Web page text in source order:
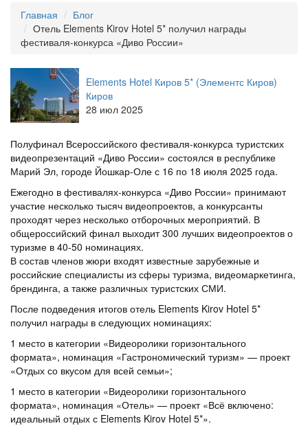
Главная
Блог
Отель Elements Kirov Hotel 5* получил награды
фестиваля-конкурса «Диво России»
Elements Hotel Киров 5* (Элементс Киров)
Киров
28 июл 2025
Полуфинал Всероссийского фестиваля-конкурса туристских
видеопрезентаций «Диво России» состоялся в республике
Марий Эл, городе Йошкар-Оле с 16 по 18 июля 2025 года.
Ежегодно в фестивалях-конкурса «Диво России» принимают
участие несколько тысяч видеопроектов, а конкурсанты
проходят через несколько отборочных мероприятий. В
общероссийский финал выходит 300 лучших видеопроектов о
туризме в 40-50 номинациях.
В состав членов жюри входят известные зарубежные и
российские специалисты из сферы туризма, видеомаркетинга,
брендинга, а также различных туристских СМИ.
После подведения итогов отель Elements Kirov Hotel 5*
получил награды в следующих номинациях:
1 место в категории «Видеоролики горизонтального
формата», номинация «Гастрономический туризм» — проект
«Отдых со вкусом для всей семьи»;
1 место в категории «Видеоролики горизонтального
формата», номинация «Отель» — проект «Всё включено:
идеальный отдых с Elements Kirov Hotel 5*».